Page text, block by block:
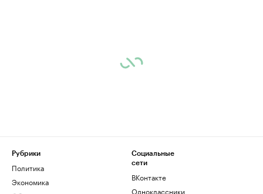
Рубрики
Политика
Экономика
Социальные
сети
ВКонтакте
Одноклассники